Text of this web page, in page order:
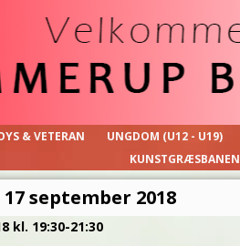
& VETERAN UNGDOM (U12 - U19)
KUNSTGRÆSBANEN
september 2018
kl. 19:30-21:30